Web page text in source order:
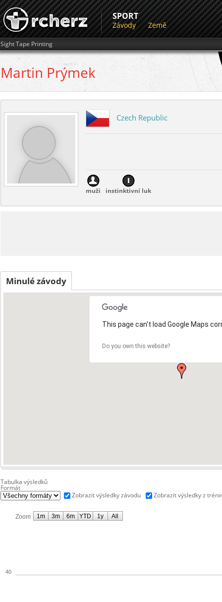
SPORT
Závody Země
Sight Tape Printing
Martin Prýmek
Czech Republic
muži instinktivní luk
Minulé závody
This page can't load Google Maps
Do you own this website?
Tabulka výsledků
Formát
Zobrazit výsledky závodu
Zobrazit výsledky z
Zoom
40
1m 3m 6m YTD 1y All